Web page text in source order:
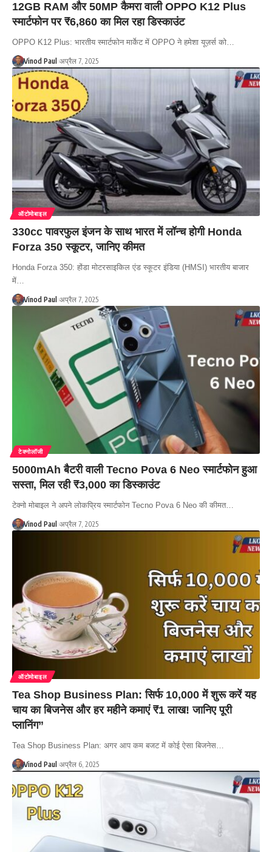
12GB RAM और 50MP कैमरा वाली OPPO K12 Plus
स्मार्टफोन पर ₹6,860 का मिल रहा डिस्काउंट
OPPO K12 Plus: भारतीय स्मार्टफोन मार्केट में OPPO ने हमेशा यूज़र्स को…
Vinod Paul अप्रैल 7, 2025
ऑटोमोबाइल
330cc पावरफुल इंजन के साथ भारत में लॉन्च होगी Honda
Forza 350 स्कूटर, जानिए कीमत
Honda Forza 350: होंडा मोटरसाइकिल एंड स्कूटर इंडिया (HMSI) भारतीय बाजार
में…
Vinod Paul अप्रैल 7, 2025
टेक्नोलॉजी
5000mAh बैटरी वाली Tecno Pova 6 Neo स्मार्टफोन हुआ
सस्ता, मिल रही ₹3,000 का डिस्काउंट
टेक्नो मोबाइल ने अपने लोकप्रिय स्मार्टफोन Tecno Pova 6 Neo की कीमत…
Vinod Paul अप्रैल 7, 2025
ऑटोमोबाइल
Tea Shop Business Plan: सिर्फ 10,000 में शुरू करें यह
चाय का बिजनेस और हर महीने कमाएं ₹1 लाख! जानिए पूरी
प्लानिंग”
Tea Shop Business Plan: अगर आप कम बजट में कोई ऐसा बिजनेस…
Vinod Paul अप्रैल 6, 2025